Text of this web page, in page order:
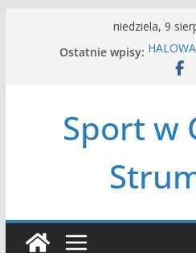
niedziela, 9
Ostatnie wpisy:
LATO W
Sport w